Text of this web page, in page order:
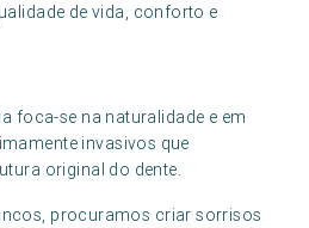
de vida, conforto e
foca-se na naturalidade e em
invasivos que
original do dente.
procuramos criar sorrisos